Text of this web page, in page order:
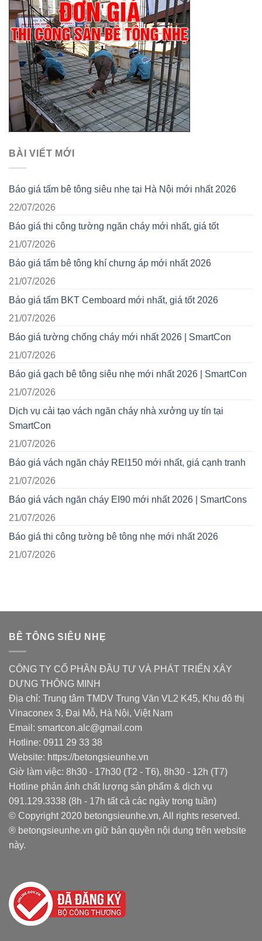
BÀI VIẾT MỚI
Báo giá tấm bê tông siêu nhẹ tại Hà Nội mới nhất 2026
22/07/2026
Báo giá thi công tường ngăn cháy mới nhất, giá tốt
21/07/2026
Báo giá tấm bê tông khí chưng áp mới nhất 2026
21/07/2026
Báo giá tấm BKT Cemboard mới nhất, giá tốt 2026
21/07/2026
Báo giá tường chống cháy mới nhất 2026 | SmartCon
21/07/2026
Báo giá gạch bê tông siêu nhẹ mới nhất 2026 | SmartCon
21/07/2026
Dịch vụ cải tạo vách ngăn cháy nhà xưởng uy tín tại
SmartCon
21/07/2026
Báo giá vách ngăn cháy REI150 mới nhất, giá cạnh tranh
21/07/2026
Báo giá vách ngăn cháy EI90 mới nhất 2026 | SmartCons
21/07/2026
Báo giá thi công tường bê tông nhẹ mới nhất 2026
21/07/2026
BÊ TÔNG SIÊU NHẸ
CÔNG TY CỔ PHẦN ĐẦU TƯ VÀ PHÁT TRIỂN XÂY
DỰNG THÔNG MINH
Địa chỉ: Trung tâm TMDV Trung Văn VL2 K45, Khu đô thị
Vinaconex 3, Đại Mỗ, Hà Nội, Việt Nam
Email: smartcon.alc@gmail.com
Hotline: 0911 29 33 38
Website: https://betongsieunhe.vn
Giờ làm việc: 8h30 - 17h30 (T2 - T6), 8h30 - 12h (T7)
Hotline phản ánh chất lượng sản phẩm & dịch vụ
091.129.3338 (8h - 17h tất cả các ngày trong tuần)
© Copyright 2020 betongsieunhe.vn, All rights reserved.
® betongsieunhe.vn giữ bản quyền nội dung trên website
này.